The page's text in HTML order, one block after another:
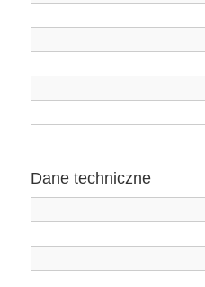
Dane techniczne